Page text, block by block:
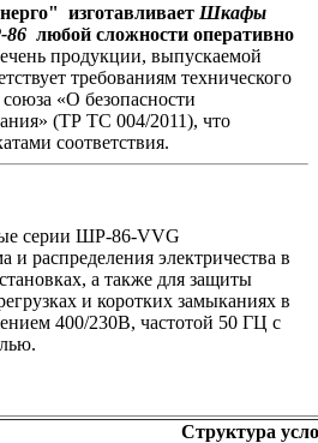
изготавливает Шкафы
86 любой сложности оперативно
продукции, выпускаемой
требованиям технического
«О безопасности
(ТР ТС 004/2011), что
соответствия.
серии ШР-86-VVG
и распределения электричества в
а также для защиты
и коротких замыканиях в
400/230В, частотой 50 ГЦ с
Структура